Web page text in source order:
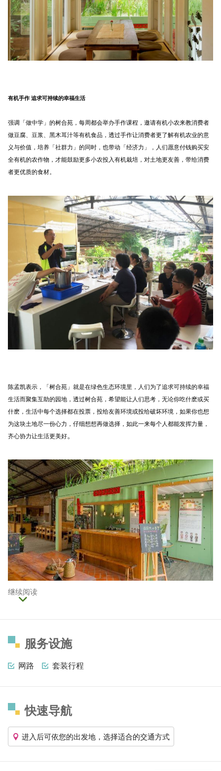
有机手作 追求可持续的幸福生活
强调「做中学」的树合苑，每周都会举办手作课程，邀请有机小农来教消费者
做豆腐、豆浆、黑木耳汁等有机食品，透过手作让消费者更了解有机农业的意
义与价值，培养「社群力」的同时，也带动「经济力」，人们愿意付钱购买安
全有机的农作物，才能鼓励更多小农投入有机栽培，对土地更友善，带给消费
者更优质的食材。
陈孟凯表示，「树合苑」就是在绿色生态环境里，人们为了追求可持续的幸福
生活而聚集互助的园地，透过树合苑，希望能让人们思考，无论你吃什麽或买
什麽，生活中每个选择都在投票，投给友善环境或投给破坏环境，如果你也想
为这块土地尽一份心力，仔细想想再做选择，如此一来每个人都能发挥力量，
齐心协力让生活更美好。
继续阅读
服务设施
网路 套装行程
快速导航
进入后可依您的出发地，选择适合的交通方式